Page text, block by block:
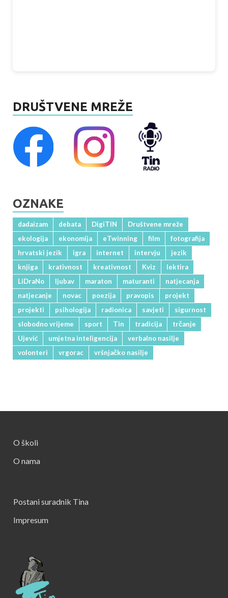
DRUŠTVENE MREŽE
OZNAKE
dadaizam debata DigiTIN
Društvene mreže
ekologija
ekonomija eTwinning film
fotografija
hrvatski jezik
igra internet intervju
jezik
knjiga
krativnost kreativnost Kviz
lektira
LiDraNo
ljubav maraton maturanti
natjecanja
natjecanje
novac poezija pravopis
projekt
projekti
psihologija radionica savjeti
sigurnost
slobodno vrijeme
sport Tin tradicija
trčanje
Ujević
umjetna inteligencija
verbalno nasilje
volonteri
vrgorac vršnjačko nasilje
O školi
O nama
Postani suradnik Tina
Impresum